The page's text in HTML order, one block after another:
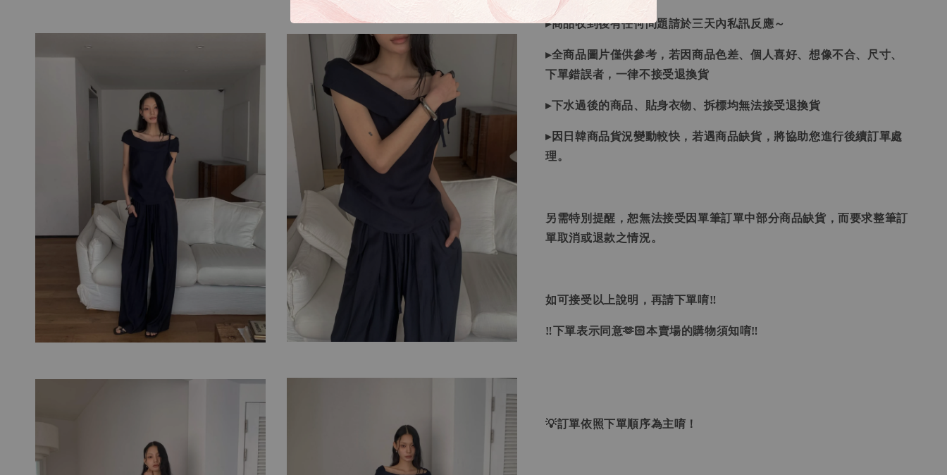
▸商品收到後有任何問題請於三天內私訊反應～
▸全商品圖片僅供參考，若因商品色差、個人喜好、想像不合、尺寸、
下單錯誤者，一律不接受退換貨
▸下水過後的商品、貼身衣物、拆標均無法接受退換貨
▸因日韓商品貨況變動較快，若遇商品缺貨，將協助您進行後續訂單處
理。
另需特別提醒，恕無法接受因單筆訂單中部分商品缺貨，而要求整筆訂
單取消或退款之情況。
如可接受以上說明，再請下單唷‼
‼下單表示同意🫶🏻本賣場的購物須知唷‼
💡訂單依照下單順序為主唷！